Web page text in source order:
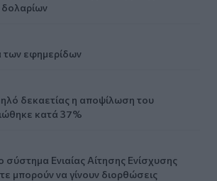
δολαρίων
εφημερίδων
δεκαετίας η αποψίλωση του
κατά 37%
σύστημα Ενιαίας Αίτησης Ενίσχυσης
μπορούν να γίνουν διορθώσεις